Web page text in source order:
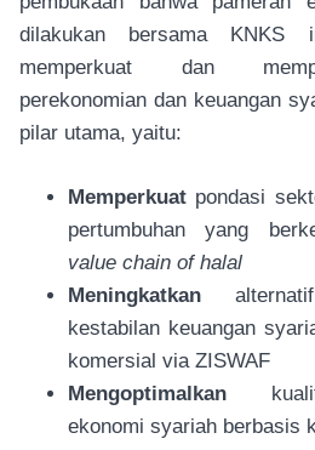
dilakukan bersama
memperkuat dan
perekonomian dan keuangan
pilar utama, yaitu:
Memperkuat pondasi
pertumbuhan yang
value chain of halal
Meningkatkan
kestabilan keuangan
komersial via ZISWAF
Mengoptimalkan
ekonomi syariah berbasis